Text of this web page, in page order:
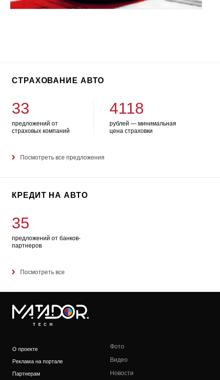
СТРАХОВАНИЕ АВТО
33
предложений от
страховых компаний
4118
рублей — минимальная
цена страховки
Посмотреть все предложения
КРЕДИТ НА АВТО
35
предложений от банков-
партнеров
Посмотреть все
TECH
О проекте
Реклама на портале
Партнерам
Фото
Видео
Новости